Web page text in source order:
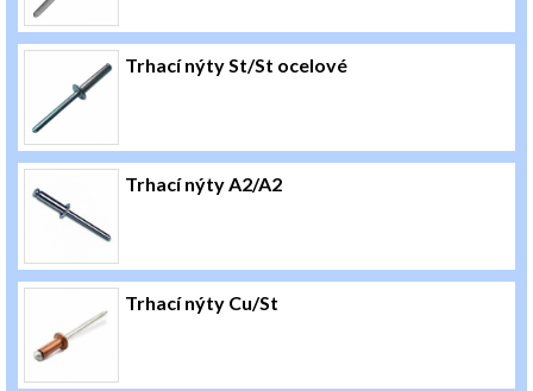
Trhací nýty St/St ocelové
Trhací nýty A2/A2
Trhací nýty Cu/St